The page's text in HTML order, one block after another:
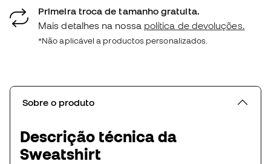
Primeira troca de tamanho gratuita.
Mais detalhes na nossa política de devoluções.
*Não aplicável a productos personalizados.
Sobre o produto
Descrição técnica da
Sweatshirt